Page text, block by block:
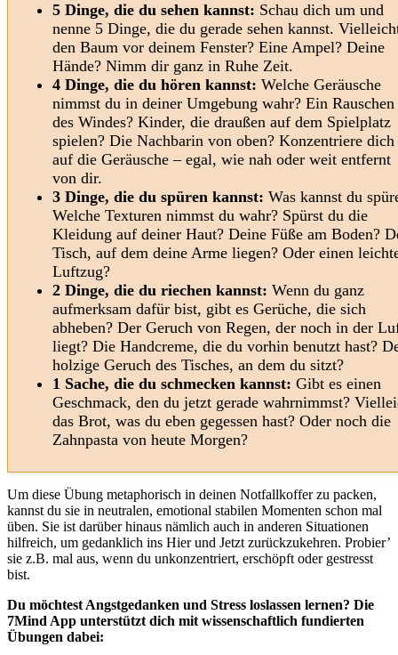
5 Dinge, die du sehen kannst: Schau dich um und
nenne 5 Dinge, die du gerade sehen kannst.
den Baum vor deinem Fenster? Eine Ampel? Deine
Hände? Nimm dir ganz in Ruhe Zeit.
4 Dinge, die du hören kannst: Welche Geräusche
nimmst du in deiner Umgebung wahr? Ein Rauschen
des Windes? Kinder, die draußen auf dem Spielplatz
spielen? Die Nachbarin von oben? Konzentriere dich
auf die Geräusche – egal, wie nah oder weit entfernt
von dir.
3 Dinge, die du spüren kannst: Was kannst du
Welche Texturen nimmst du wahr? Spürst du die
Kleidung auf deiner Haut? Deine Füße am Boden?
Tisch, auf dem deine Arme liegen? Oder einen
Luftzug?
2 Dinge, die du riechen kannst: Wenn du ganz
aufmerksam dafür bist, gibt es Gerüche, die sich
abheben? Der Geruch von Regen, der noch in der
liegt? Die Handcreme, die du vorhin benutzt hast?
holzige Geruch des Tisches, an dem du sitzt?
1 Sache, die du schmecken kannst: Gibt es einen
Geschmack, den du jetzt gerade wahrnimmst?
das Brot, was du eben gegessen hast? Oder noch die
Zahnpasta von heute Morgen?
Um diese Übung metaphorisch in deinen Notfallkoffer zu packen,
kannst du sie in neutralen, emotional stabilen Momenten schon mal
üben. Sie ist darüber hinaus nämlich auch in anderen Situationen
hilfreich, um gedanklich ins Hier und Jetzt zurückzukehren. Probier’
sie z.B. mal aus, wenn du unkonzentriert, erschöpft oder gestresst
bist.
Du möchtest Angstgedanken und Stress loslassen lernen? Die
7Mind App unterstützt dich mit wissenschaftlich fundierten
Übungen dabei: